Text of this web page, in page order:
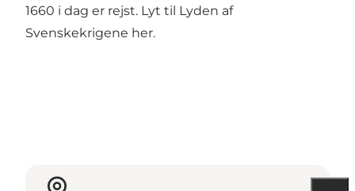
1660 i dag er rejst. Lyt til Lyden af
Svenskekrigene her.